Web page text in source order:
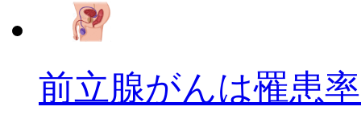
前立腺がんは罹患